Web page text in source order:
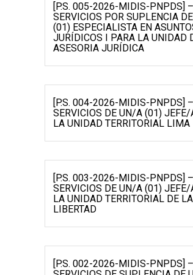
[P.S. 005-2026-MIDIS-PNPDS] –
SERVICIOS POR SUPLENCIA
(01) ESPECIALISTA EN
JURÍDICOS I PARA LA UNIDAD
ASESORIA JURÍDICA
[P.S. 004-2026-MIDIS-PNPDS] –
SERVICIOS DE UN/A (01) JEFE/
LA UNIDAD TERRITORIAL LIMA
[P.S. 003-2026-MIDIS-PNPDS] –
SERVICIOS DE UN/A (01) JEFE/
LA UNIDAD TERRITORIAL DE LA
LIBERTAD
[P.S. 002-2026-MIDIS-PNPDS] –